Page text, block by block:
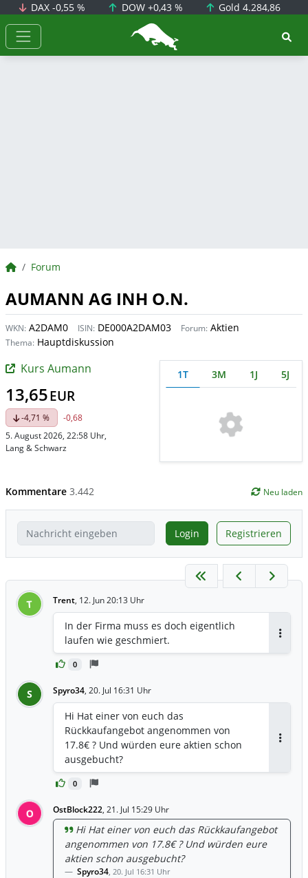
DAX-0,55 % DOW +0,43 % Gold4.284,86
BörsenNEWS.de
BörsenNEWS.de
Forum
AUMANN AG INH O.N.
WKN: A2DAM0 ISIN: DE000A2DAM03 Forum: Aktien
Thema: Hauptdiskussion
Kurs Aumann
13,65EUR
-4,71 %
-0,68
5. August 2026, 22:58 Uhr,
Lang & Schwarz
1T 3M 1J 5J
Kommentare 3.442 Neu laden
Login Registrieren
T Trent, 12. Jun 20:13 Uhr
0
In der Firma muss es doch eigentlich
laufen wie geschmiert.
S Spyro34, 20. Jul 16:31 Uhr
0
Hi Hat einer von euch das
Rückkaufangebot angenommen von
17.8€ ? Und würden eure aktien schon
ausgebucht?
O OstBlock222, 21. Jul 15:29 Uhr
Hi Hat einer von euch das Rückkaufangebot
angenommen von 17.8€ ? Und würden eure
aktien schon ausgebucht?
Spyro34, 20. Jul 16:31 Uhr